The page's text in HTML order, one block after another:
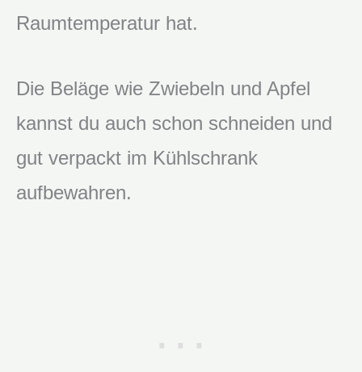
Raumtemperatur hat.
Die Beläge wie Zwiebeln und Apfel
kannst du auch schon schneiden und
gut verpackt im Kühlschrank
aufbewahren.